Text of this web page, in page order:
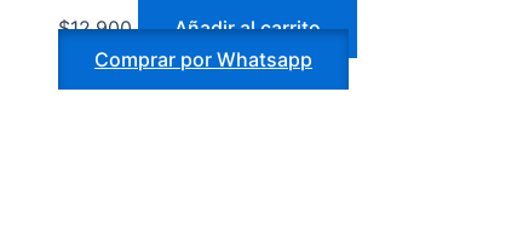
$12.900
Añadir al carrito
Comprar por Whatsapp